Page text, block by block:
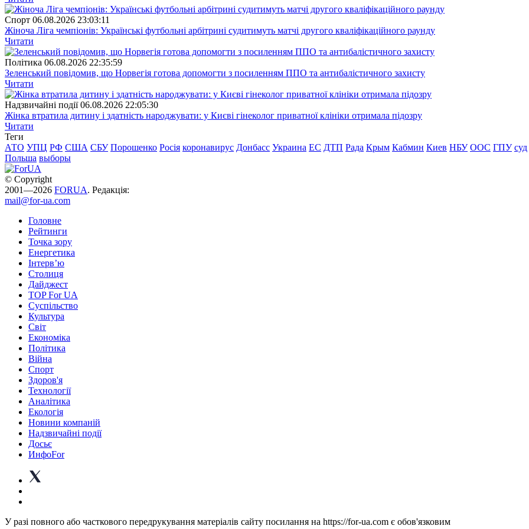
Спорт 06.08.2026 23:03:11
Жіноча Ліга чемпіонів: Українські футбольні арбітрині судитимуть матчі другого кваліфікаційного раунду
Читати
Полiтика 06.08.2026 22:35:59
Зеленський повідомив, що Норвегія готова допомогти з посиленням ППО та антибалістичного захисту
Читати
Надзвичайні події 06.08.2026 22:05:30
Жінка втратила дитину і здатність народжувати: у Києві гінеколог приватної клініки отримала підозру
Читати
Теги
АТО УПЦ РФ США СБУ Порошенко Росія коронавирус Донбасс Украина ЕС ДТП Рада Крым Кабмин Киев НБУ ООС ГПУ суд
Польша выборы
© Copyright
2001—2026 FORUA. Редакція:
mail@for-ua.com
Головне
Рейтинги
Точка зору
Енергетика
Інтерв’ю
Столиця
Дайджест
TOP For UA
Суспiльство
Культура
Світ
Економіка
Політика
Війна
Спорт
Здоров'я
Технології
Аналітика
Екологія
Новини компаній
Надзвичайні події
Досьє
ИнфоFor
У разі повного або часткового передрукування матеріалів сайту посилання на https://for-ua.com є обов'язковим